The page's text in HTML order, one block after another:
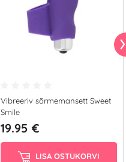
Vibreeriv sõrmemansett Sweet
Smile
19.95 €
LISA OSTUKORVI